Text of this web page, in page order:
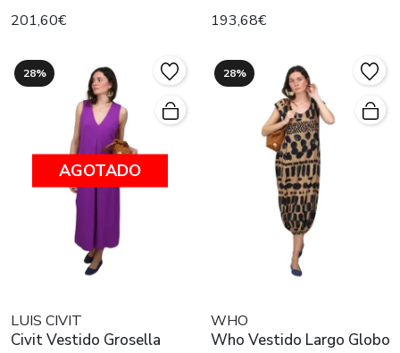
201,60€ 193,68€
28%
AGOTADO
LUIS CIVIT
Civit Vestido Grosella
28%
WHO
Who Vestido Largo Globo